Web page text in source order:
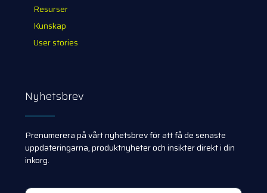
Resurser
Kunskap
User stories
Nyhetsbrev
Prenumerera på vårt nyhetsbrev för att få de senaste
uppdateringarna, produktnyheter och insikter direkt i din
inkorg.